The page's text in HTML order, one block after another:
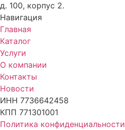
д. 100, корпус 2.
Навигация
Главная
Каталог
Услуги
О компании
Контакты
Новости
ИНН 7736642458
КПП 771301001
Политика конфиденциальности